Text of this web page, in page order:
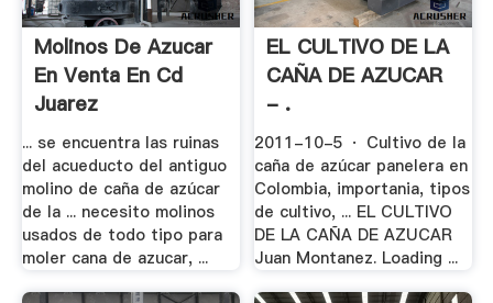
Molinos De Azucar
En Venta En Cd
Juarez
... se encuentra las ruinas
del acueducto del antiguo
molino de caña de azúcar
de la ... necesito molinos
usados de todo tipo para
moler cana de azucar, ...
EL CULTIVO DE LA
CAÑA DE AZUCAR
- .
2011-10-5 · Cultivo de la
caña de azúcar panelera en
Colombia, importania, tipos
de cultivo, ... EL CULTIVO
DE LA CAÑA DE AZUCAR
Juan Montanez. Loading ...